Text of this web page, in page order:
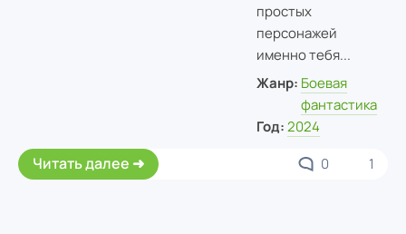
простых
персонажей
именно тебя...
Жанр: Боевая
фантастика
Год: 2024
Читать далее 0 1